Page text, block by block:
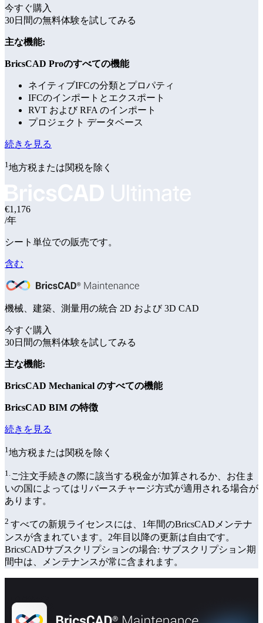
今すぐ購入
30日間の無料体験を試してみる
主な機能:
BricsCAD Proのすべての機能
ネイティブIFCの分類とプロパティ
IFCのインポートとエクスポート
RVT および RFA のインポート
プロジェクト データベース
続きを見る
1地方税または関税を除く
€1,176
/年
シート単位での販売です。
含む
機械、建築、測量用の統合 2D および 3D CAD
今すぐ購入
30日間の無料体験を試してみる
主な機能:
BricsCAD Mechanical のすべての機能
BricsCAD BIM の特徴
続きを見る
1 地方税または関税を除く
1. ご注文手続きの際に該当する税金が加算されるか、お住ま
いの国によってはリバースチャージ方式が適用される場合が
あります。
2 すべての新規ライセンスには、1年間のBricsCADメンテナ
ンスが含まれています。2年目以降の更新は自由です。
BricsCADサブスクリプションの場合: サブスクリプション期
間中は、メンテナンスが常に含まれます。